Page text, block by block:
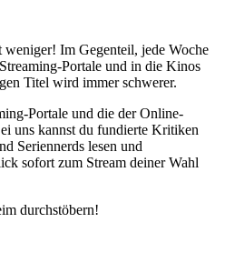
Im Gegenteil, jede Woche
Portale und in die Kinos
Titel wird immer schwerer.
Portale und die der Online-
uns kannst du fundierte Kritiken
Seriennerds lesen und
sofort zum Stream deiner Wahl
durchstöbern!